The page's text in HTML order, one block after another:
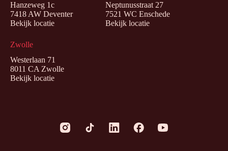
Hanzeweg 1c
7418 AW Deventer
Bekijk locatie
Neptunusstraat 27
7521 WC Enschede
Bekijk locatie
Zwolle
Westerlaan 71
8011 CA Zwolle
Bekijk locatie